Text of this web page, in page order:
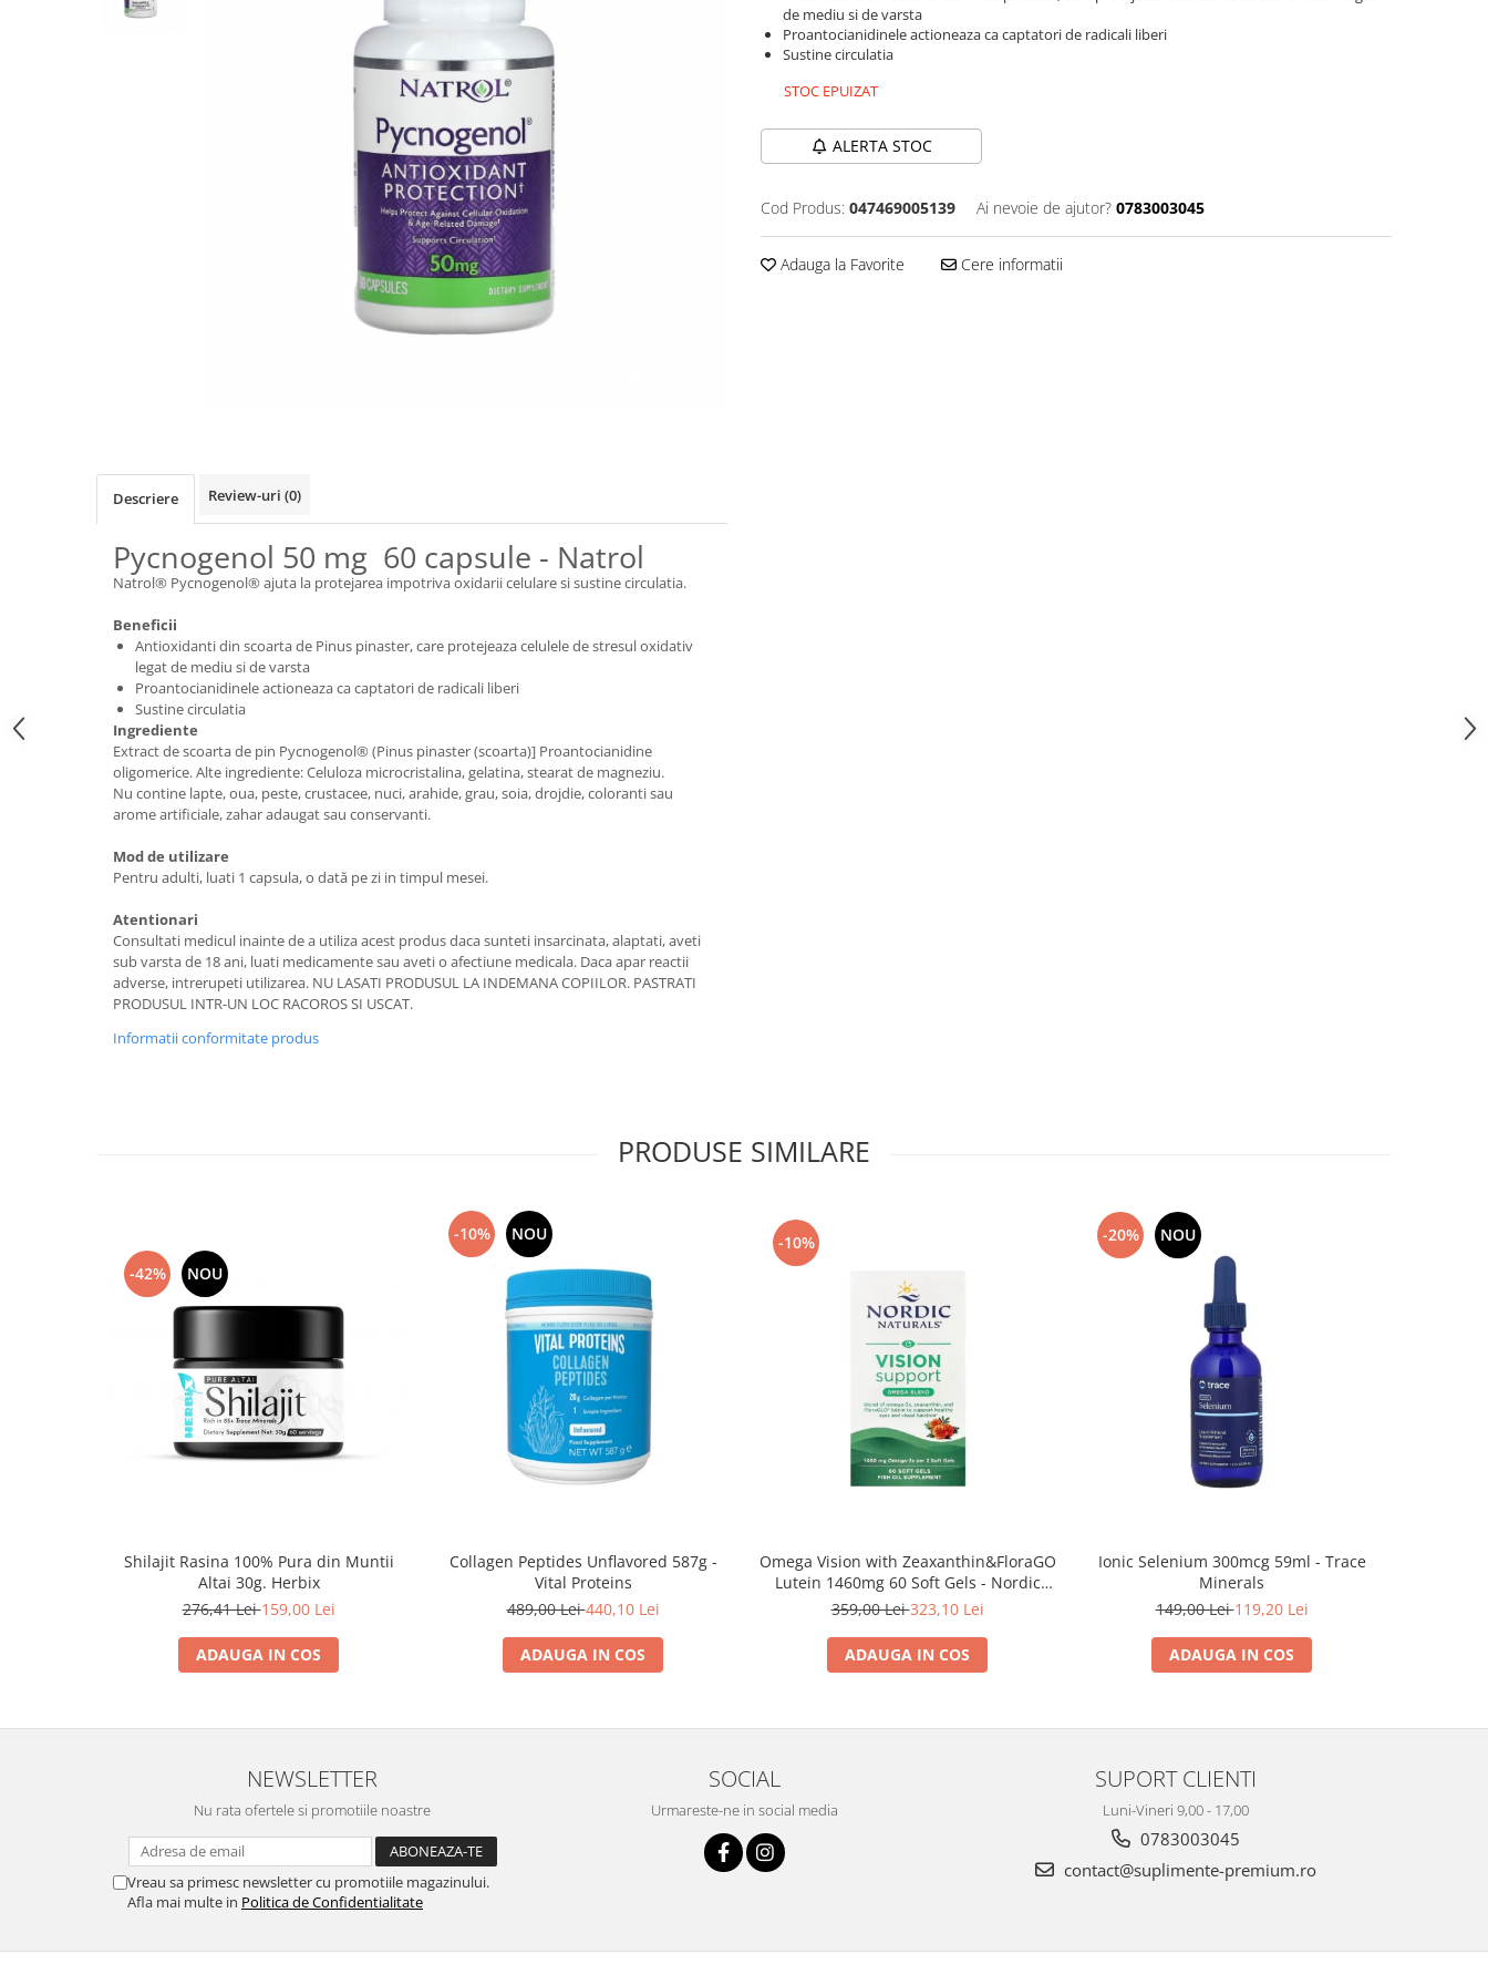
Quicksilver Scientific
Seeking Health
Thorne Research
Trace Minerals
Vital Nutrients
Vital Proteins
de mediu si de varsta
Proantocianidinele actioneaza ca captatori de radicali liberi
Sustine circulatia
STOC EPUIZAT
ALERTA STOC
Cod Produs: 047469005139 Ai nevoie de ajutor? 0783003045
Adauga la Favorite Cere informatii
Descriere Review-uri (0)
Pycnogenol 50 mg 60 capsule - Natrol
Natrol® Pycnogenol® ajuta la protejarea impotriva oxidarii celulare si sustine circulatia.
Beneficii
Antioxidanti din scoarta de Pinus pinaster, care protejeaza celulele de stresul oxidativ
legat de mediu si de varsta
Proantocianidinele actioneaza ca captatori de radicali liberi
Sustine circulatia
Ingrediente
Extract de scoarta de pin Pycnogenol® (Pinus pinaster (scoarta)] Proantocianidine
oligomerice. Alte ingrediente: Celuloza microcristalina, gelatina, stearat de magneziu.
Nu contine lapte, oua, peste, crustacee, nuci, arahide, grau, soia, drojdie, coloranti sau
arome artificiale, zahar adaugat sau conservanti.
Mod de utilizare
Pentru adulti, luati 1 capsula, o dată pe zi in timpul mesei.
Atentionari
Consultati medicul inainte de a utiliza acest produs daca sunteti insarcinata, alaptati, aveti
sub varsta de 18 ani, luati medicamente sau aveti o afectiune medicala. Daca apar reactii
adverse, intrerupeti utilizarea. NU LASATI PRODUSUL LA INDEMANA COPIILOR. PASTRATI
PRODUSUL INTR-UN LOC RACOROS SI USCAT.
Informatii conformitate produs
PRODUSE SIMILARE
-42% NOU
Shilajit Rasina 100% Pura din Muntii
Altai 30g. Herbix
276,41 Lei159,00 Lei
ADAUGA IN COS
-10% NOU
Collagen Peptides Unflavored 587g -
Vital Proteins
489,00 Lei440,10 Lei
ADAUGA IN COS
-10%
Omega Vision with Zeaxanthin&FloraGO
Lutein 1460mg 60 Soft Gels - Nordic
Naturals
359,00 Lei323,10 Lei
ADAUGA IN COS
-20% NOU
Ionic Selenium 300mcg 59ml - Trace
Minerals
149,00 Lei119,20 Lei
ADAUGA IN COS
NEWSLETTER
Nu rata ofertele si promotiile noastre
Vreau sa primesc newsletter cu promotiile magazinului.
Afla mai multe in Politica de Confidentialitate
SOCIAL
Urmareste-ne in social media
SUPORT CLIENTI
Luni-Vineri 9,00 - 17,00
0783003045
contact@suplimente-premium.ro